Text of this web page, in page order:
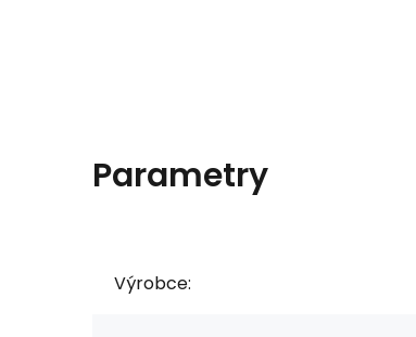
Parametry
Výrobce: